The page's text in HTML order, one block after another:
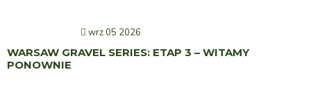
wrz 05 2026
WARSAW GRAVEL SERIES: ETAP 3 – WITAMY
PONOWNIE